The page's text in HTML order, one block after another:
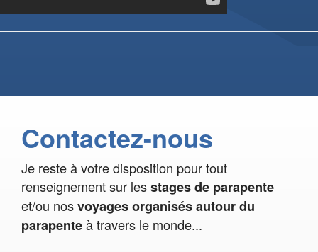
Contactez-nous
Je reste à votre disposition pour tout
renseignement sur lesstages de parapente
et/ou nosvoyages organisés autour du
parapenteà travers le monde...